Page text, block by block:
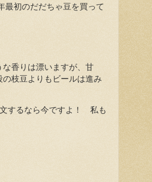
最初のだだちゃ豆を買って
な香りは漂いますが、甘
枝豆よりもビールは進み
するなら今ですよ！ 私も